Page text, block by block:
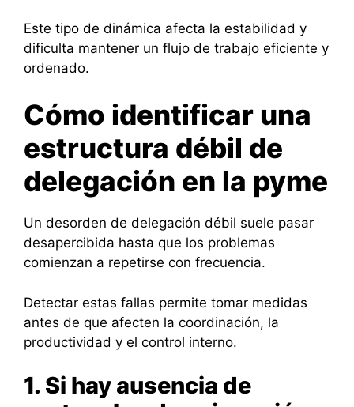
Este tipo de dinámica afecta la estabilidad y
dificulta mantener un flujo de trabajo eficiente y
ordenado.
Cómo identificar una
estructura débil de
delegación en la pyme
Un desorden de delegación débil suele pasar
desapercibida hasta que los problemas
comienzan a repetirse con frecuencia.
Detectar estas fallas permite tomar medidas
antes de que afecten la coordinación, la
productividad y el control interno.
1. Si hay ausencia de